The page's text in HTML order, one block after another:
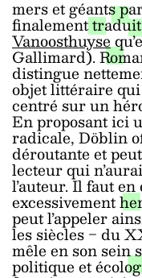
mers et géants
finalement
Vanoosthuyse
Gallimard).
distingue
objet littéraire qui
centré sur un
En proposant ici
radicale, Döblin
déroutante et
lecteur qui
l’auteur. Il faut
excessivement
peut l’appeler
les siècles ‒ du
mêle en son sein
politique et